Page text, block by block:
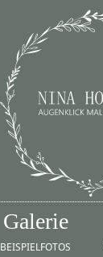
Galerie
BEISPIELFOTOS